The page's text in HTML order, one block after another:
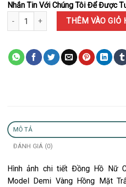
Nhắn Tin Với Chúng Tôi Để Được
Đồng Hồ Nữ Cartier Panthère
THÊM VÀO GIỎ
MÔ TẢ
ĐÁNH GIÁ (0)
Hình ảnh chi tiết Đồng Hồ Nữ
Model Demi Vàng Hồng Mặt